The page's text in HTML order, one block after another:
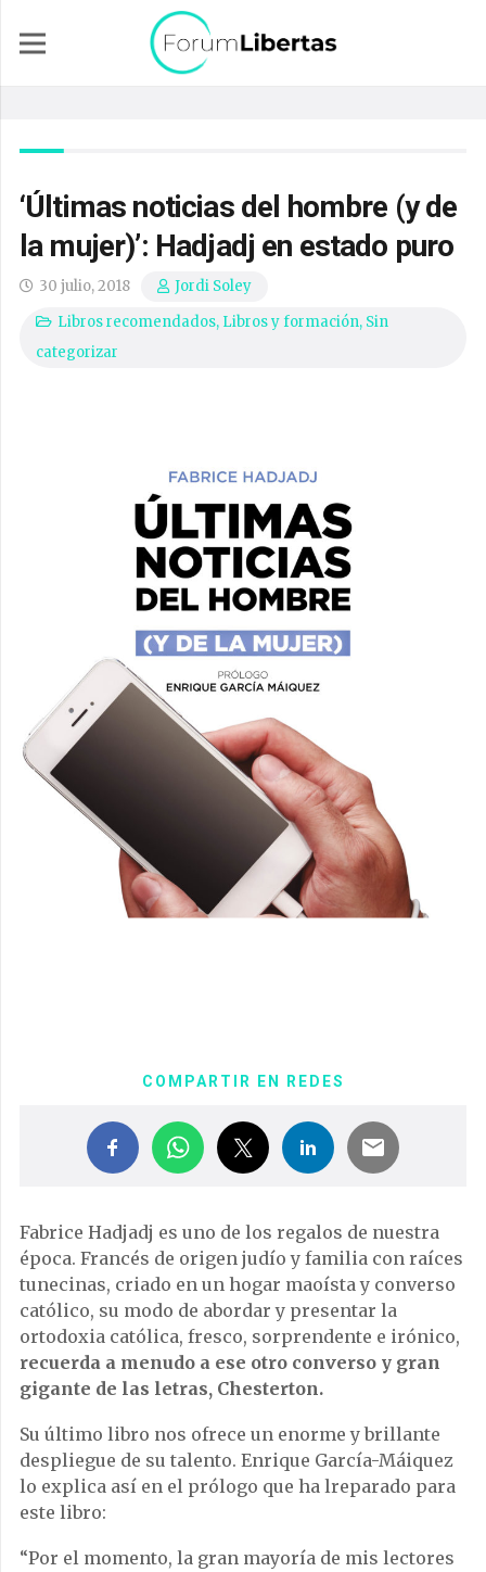
‘Últimas noticias del hombre (y de
la mujer)’: Hadjadj en estado puro
30 julio, 2018
Jordi Soley
Libros recomendados, Libros y formación, Sin
categorizar
COMPARTIR EN REDES
Fabrice Hadjadj es uno de los regalos de nuestra
época. Francés de origen judío y familia con raíces
tunecinas, criado en un hogar maoísta y converso
católico, su modo de abordar y presentar la
ortodoxia católica, fresco, sorprendente e irónico,
recuerda a menudo a ese otro converso y gran
gigante de las letras, Chesterton.
Su último libro nos ofrece un enorme y brillante
despliegue de su talento. Enrique García-Máiquez
lo explica así en el prólogo que ha lreparado para
este libro:
“Por el momento, la gran mayoría de mis lectores